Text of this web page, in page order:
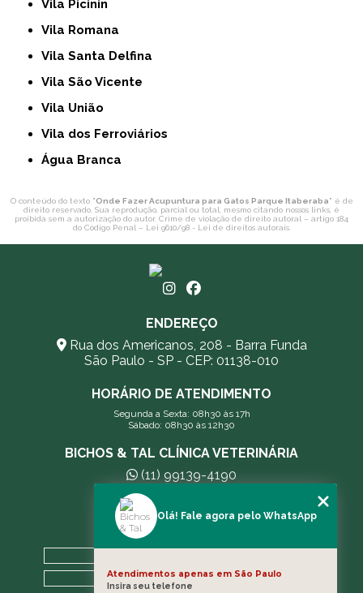
Vila Picinin
Vila Romana
Vila Santa Delfina
Vila São Vicente
Vila União
Vila dos Ferroviários
Água Branca
O conteúdo do texto "Onde Fazer Acupuntura para Gatos Parque Itaberaba" é de
direito reservado. Sua reprodução, parcial ou total, mesmo citando nossos links, é
proibida sem a autorização do autor. Crime de violação de direito autoral – artigo 184
do Código Penal – Lei 9610/98 - Lei de direitos autorais.
ENDEREÇO
Rua dos Americanos, 208 - Barra Funda
São Paulo - SP - CEP: 01138-010
HORÁRIO DE ATENDIMENTO
Segunda a Sexta: 08h30 às 17h
Sábado: 08h30 às 12h30
BICHOS & TAL CLÍNICA VETERINÁRIA
(11) 99139-4190
andreleecitti5@gmail.com
A CLÍNICA
Olá! Fale agora pelo WhatsApp
Atendimentos apenas em São Paulo
Insira seu telefone